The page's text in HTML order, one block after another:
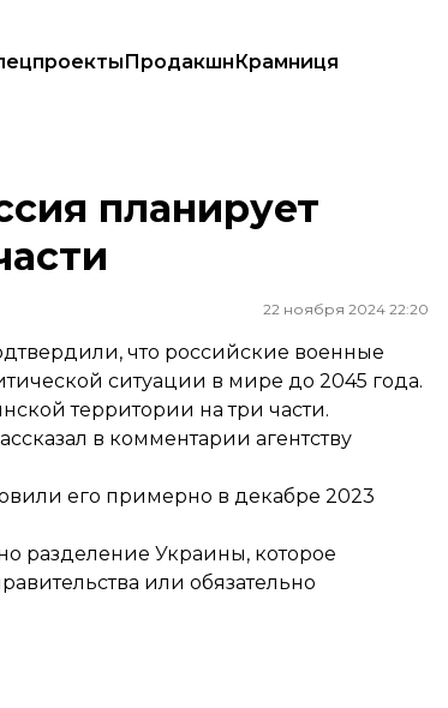
ПродакшнКрамниця
планирует
22 ноября 2024 22:20
что российские военные
ситуации в мире до 2045 года.
территории на три части.
в комментарии агентству
его примерно в декабре 2023
разделение Украины, которое
или обязательно